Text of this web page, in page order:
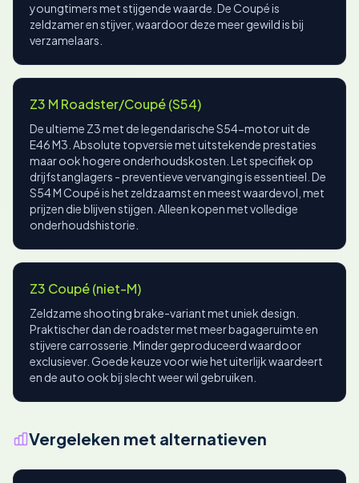
youngtimers met stijgende waarde. De Coupé is
zeldzamer en stijver, waardoor deze meer gewild is bij
verzamelaars.
Z3 M Roadster/Coupé (S54)
De ultieme Z3 met de legendarische S54-motor uit de
E46 M3. Absolute topversie met uitstekende prestaties
maar ook hogere onderhoudskosten. Let specifiek op
drijfstanglagers - preventieve vervanging is essentieel. De
S54 M Coupé is het zeldzaamst en meest waardevol, met
prijzen die blijven stijgen. Alleen kopen met volledige
onderhoudshistorie.
Z3 Coupé (niet-M)
Zeldzame shooting brake-variant met uniek design.
Praktischer dan de roadster met meer bagageruimte en
stijvere carrosserie. Minder geproduceerd waardoor
exclusiever. Goede keuze voor wie het uiterlijk waardeert
en de auto ook bij slecht weer wil gebruiken.
Vergeleken met alternatieven